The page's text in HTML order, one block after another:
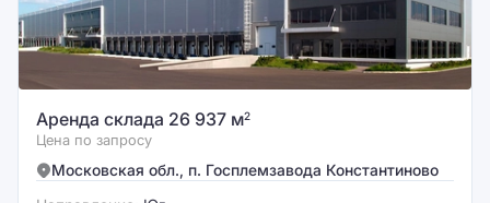
Аренда склада 26 937 м2
Цена по запросу
Московская обл., п. Госплемзавода Константиново